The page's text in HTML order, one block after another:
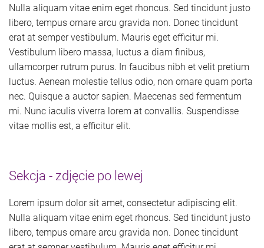
Nulla aliquam vitae enim eget rhoncus. Sed tincidunt justo
libero, tempus ornare arcu gravida non. Donec tincidunt
erat at semper vestibulum. Mauris eget efficitur mi.
Vestibulum libero massa, luctus a diam finibus,
ullamcorper rutrum purus. In faucibus nibh et velit pretium
luctus. Aenean molestie tellus odio, non ornare quam porta
nec. Quisque a auctor sapien. Maecenas sed fermentum
mi. Nunc iaculis viverra lorem at convallis. Suspendisse
vitae mollis est, a efficitur elit.
Sekcja - zdjęcie po lewej
Lorem ipsum dolor sit amet, consectetur adipiscing elit.
Nulla aliquam vitae enim eget rhoncus. Sed tincidunt justo
libero, tempus ornare arcu gravida non. Donec tincidunt